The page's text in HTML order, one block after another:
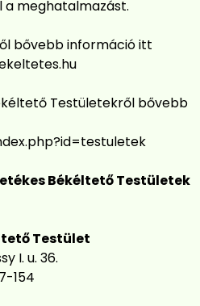
a meghatalmazást.
bővebb információ itt
Testületekről bővebb
Békéltető Testületek
Testület
I. u. 36.
154